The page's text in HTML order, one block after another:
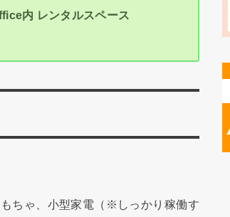
内 レンタルスペース
ちゃ、小型家電（※しっかり稼働す